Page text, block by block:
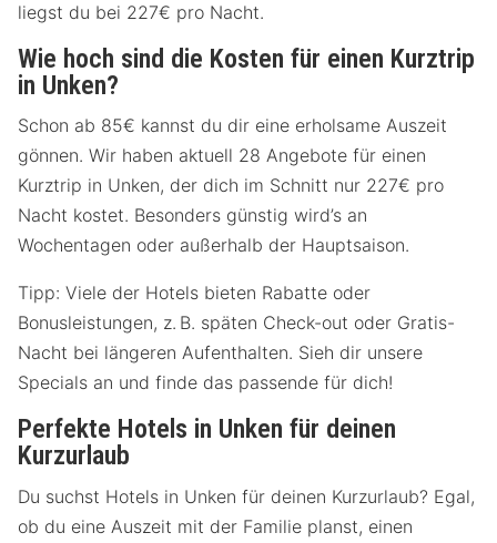
liegst du bei 227€ pro Nacht.
Wie hoch sind die Kosten für einen Kurztrip
in Unken?
Schon ab 85€ kannst du dir eine erholsame Auszeit
gönnen. Wir haben aktuell 28 Angebote für einen
Kurztrip in Unken, der dich im Schnitt nur 227€ pro
Nacht kostet. Besonders günstig wird’s an
Wochentagen oder außerhalb der Hauptsaison.
Tipp: Viele der Hotels bieten Rabatte oder
Bonusleistungen, z. B. späten Check-out oder Gratis-
Nacht bei längeren Aufenthalten. Sieh dir unsere
Specials an und finde das passende für dich!
Perfekte Hotels in Unken für deinen
Kurzurlaub
Du suchst Hotels in Unken für deinen Kurzurlaub? Egal,
ob du eine Auszeit mit der Familie planst, einen